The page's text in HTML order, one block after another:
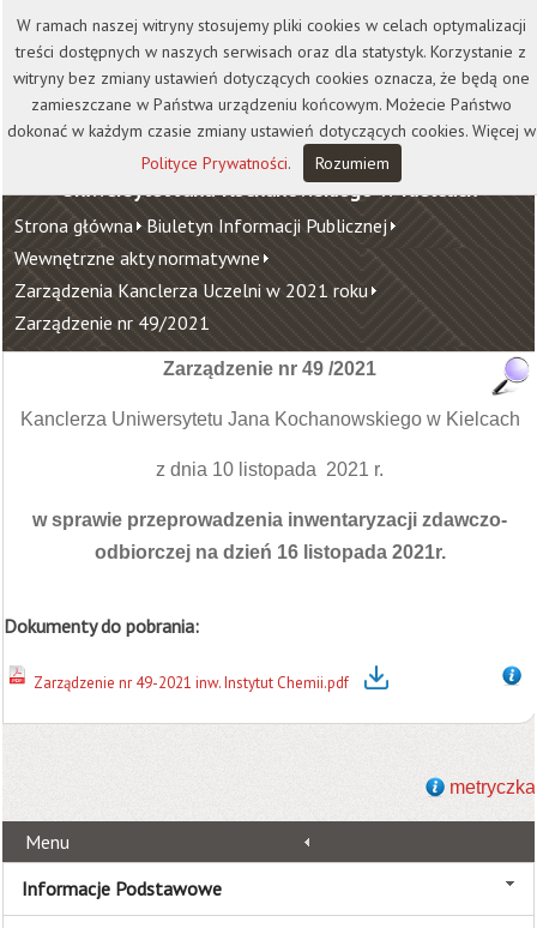
Kontakt Biblioteka
Wydawnictwo
Wirtualna Uczelnia
Uniwersytet Jana Kochanowskiego w Kielcach
Strona główna Biuletyn Informacji Publicznej
Wewnętrzne akty normatywne
Zarządzenia Kanclerza Uczelni w 2021 roku
Zarządzenie nr 49/2021
Zarządzenie nr 49 /2021
Kanclerza Uniwersytetu Jana Kochanowskiego w Kielcach
z dnia 10 listopada 2021 r.
w sprawie przeprowadzenia inwentaryzacji zdawczo-
odbiorczej na dzień 16 listopada 2021r.
Dokumenty do pobrania:
Zarządzenie nr 49-2021 inw. Instytut Chemii.pdf
metryczka
Menu
Informacje Podstawowe
W ramach naszej witryny stosujemy pliki cookies w celach optymalizacji
treści dostępnych w naszych serwisach oraz dla statystyk. Korzystanie z
witryny bez zmiany ustawień dotyczących cookies oznacza, że będą one
zamieszczane w Państwa urządzeniu końcowym. Możecie Państwo
dokonać w każdym czasie zmiany ustawień dotyczących cookies. Więcej w
Polityce Prywatności. Rozumiem